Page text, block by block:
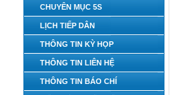
CHUYÊN MỤC 5S
LỊCH TIẾP DÂN
THÔNG TIN KỲ HỌP
THÔNG TIN LIÊN HỆ
THÔNG TIN BÁO CHÍ